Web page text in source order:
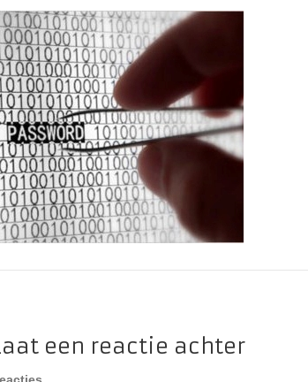
een reactie achter